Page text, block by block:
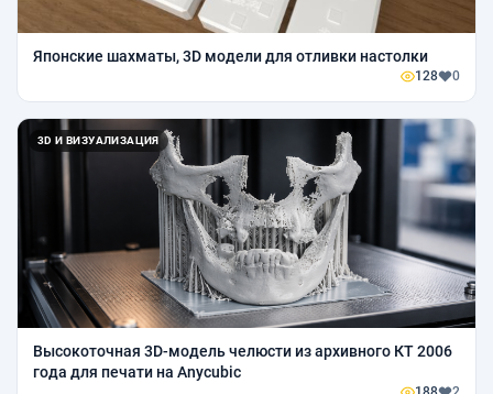
Японские шахматы, 3D модели для отливки настолки
128 0
3D И ВИЗУАЛИЗАЦИЯ
Высокоточная 3D-модель челюсти из архивного КТ 2006
года для печати на Anycubic